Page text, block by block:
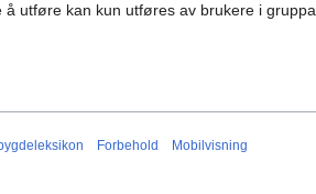
å utføre kan kun utføres av brukere i gruppa
Forbehold Mobilvisning